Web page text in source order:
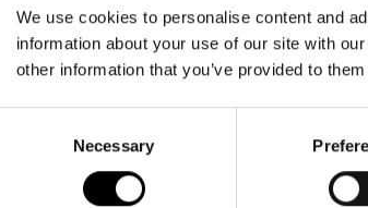
We use cookies to personalise content and
information about your use of our site with
other information that you’ve provided to
Necessary